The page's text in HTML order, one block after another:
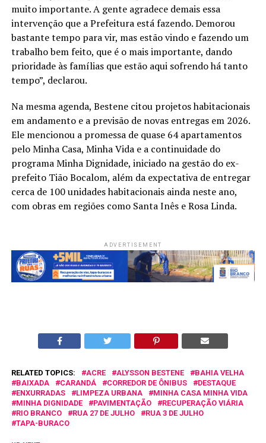
muito importante. A gente agradece demais essa
intervenção que a Prefeitura está fazendo. Demorou
bastante tempo para vir, mas estão vindo e fazendo um
trabalho bem feito, que é o mais importante, dando
prioridade às famílias que estão aqui sofrendo há tanto
tempo”, declarou.
Na mesma agenda, Bestene citou projetos habitacionais
em andamento e a previsão de novas entregas em 2026.
Ele mencionou a promessa de quase 64 apartamentos
pelo Minha Casa, Minha Vida e a continuidade do
programa Minha Dignidade, iniciado na gestão do ex-
prefeito Tião Bocalom, além da expectativa de entregar
cerca de 100 unidades habitacionais ainda neste ano,
com obras em regiões como Santa Inês e Rosa Linda.
ADVERTISEMENT
RELATED TOPICS: ACRE ALYSSON BESTENE
BAHIA VELHA
BAIXADA
CARANDÁ CORREDOR DE ÔNIBUS
DESTAQUE
ENXURRADAS
LIMPEZA URBANA
MINHA CASA MINHA VIDA
MINHA DIGNIDADE
PAVIMENTAÇÃO
RECUPERAÇÃO VIÁRIA
RIO BRANCO
RUA 27 DE JULHO
RUA 3 DE JULHO
TAPA-BURACO